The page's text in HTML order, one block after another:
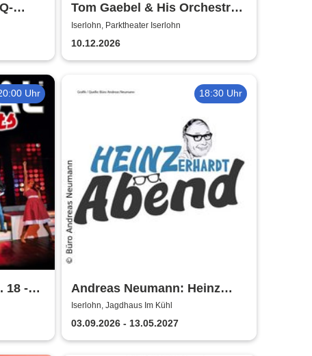
Tom Gaebel & His Orchestra -
A Swinging Christmas 2026
Iserlohn, Parktheater Iserlohn
10.12.2026
Uhr
18 -
18:30 Uhr
Andreas Neumann: Heinz
Erhardt Dinner Show
Iserlohn, Jagdhaus Im Kühl
03.09.2026 - 13.05.2027